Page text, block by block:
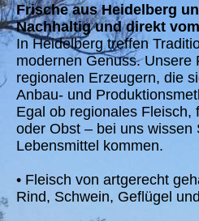
Frische aus Heidelberg
Nachhaltig und direkt
In Heidelberg treffen
modernen Genuss. Unsere
regionalen Erzeugern, die
Anbau- und
Egal ob regionales Fleisch,
oder Obst – bei uns wissen
Lebensmittel kommen.
• Fleisch von artgerecht
Rind, Schwein, Geflügel